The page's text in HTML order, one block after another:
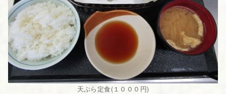
天ぷら定食(１０００円)